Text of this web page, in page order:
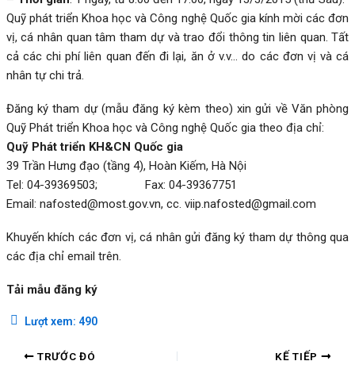
Quỹ phát triển Khoa học và Công nghệ Quốc gia kính mời các đơn
vị, cá nhân quan tâm tham dự và trao đổi thông tin liên quan. Tất
cả các chi phí liên quan đến đi lại, ăn ở v.v… do các đơn vị và cá
nhân tự chi trả.
Đăng ký tham dự (mẫu đăng ký kèm theo) xin gửi về Văn phòng
Quỹ Phát triển Khoa học và Công nghệ Quốc gia theo địa chỉ:
Quỹ Phát triển KH&CN Quốc gia
39 Trần Hưng đạo (tầng 4), Hoàn Kiếm, Hà Nội
Tel: 04-39369503; Fax: 04-39367751
Email: nafosted@most.gov.vn, cc. viip.nafosted@gmail.com
Khuyến khích các đơn vị, cá nhân gửi đăng ký tham dự thông qua
các địa chỉ email trên.
Tải mẫu đăng ký
Lượt xem: 490
TRƯỚC ĐÓ KẾ TIẾP